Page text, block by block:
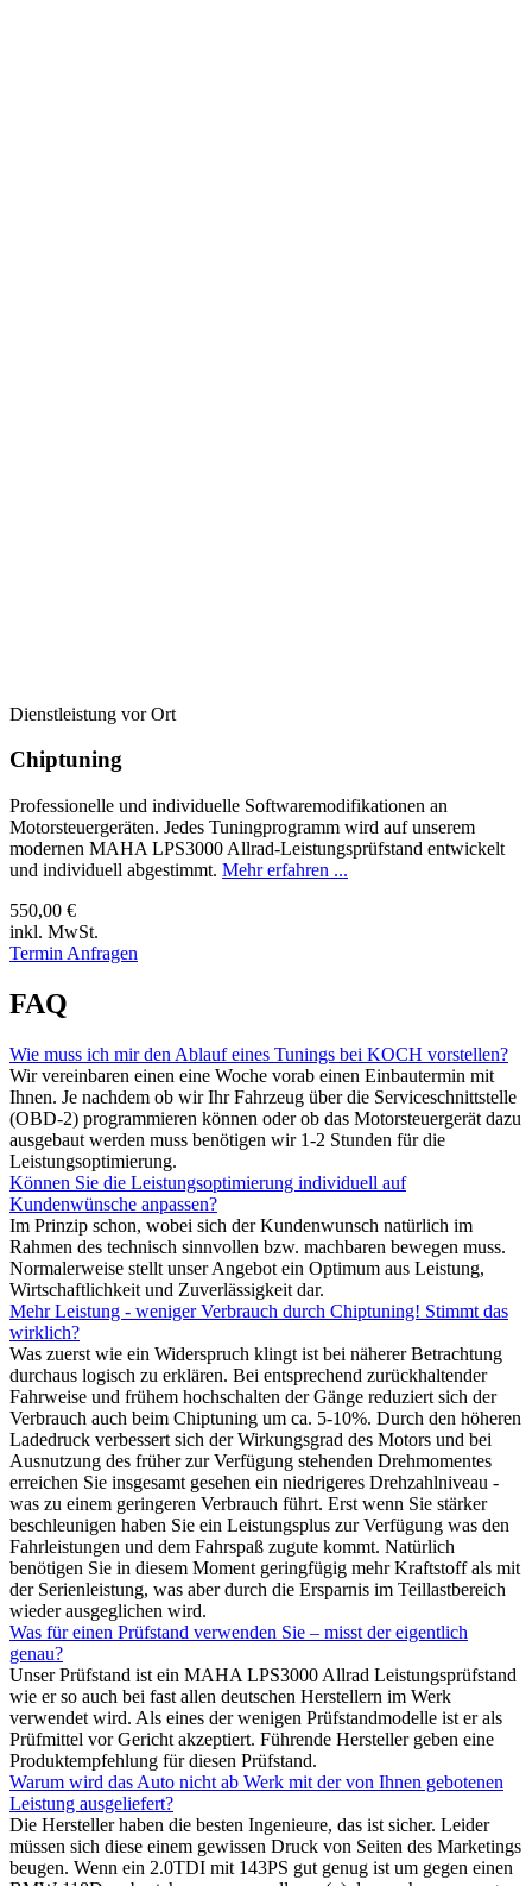
Dienstleistung vor Ort
Chiptuning
Professionelle und individuelle Softwaremodifikationen an
Motorsteuergeräten. Jedes Tuningprogramm wird auf unserem
modernen MAHA LPS3000 Allrad-Leistungsprüfstand entwickelt
und individuell abgestimmt. Mehr erfahren ...
550,00 €
inkl. MwSt.
Termin Anfragen
FAQ
Wie muss ich mir den Ablauf eines Tunings bei KOCH vorstellen?
Wir vereinbaren einen eine Woche vorab einen Einbautermin mit
Ihnen. Je nachdem ob wir Ihr Fahrzeug über die Serviceschnittstelle
(OBD-2) programmieren können oder ob das Motorsteuergerät dazu
ausgebaut werden muss benötigen wir 1-2 Stunden für die
Leistungsoptimierung.
Können Sie die Leistungsoptimierung individuell auf
Kundenwünsche anpassen?
Im Prinzip schon, wobei sich der Kundenwunsch natürlich im
Rahmen des technisch sinnvollen bzw. machbaren bewegen muss.
Normalerweise stellt unser Angebot ein Optimum aus Leistung,
Wirtschaftlichkeit und Zuverlässigkeit dar.
Mehr Leistung - weniger Verbrauch durch Chiptuning! Stimmt das
wirklich?
Was zuerst wie ein Widerspruch klingt ist bei näherer Betrachtung
durchaus logisch zu erklären. Bei entsprechend zurückhaltender
Fahrweise und frühem hochschalten der Gänge reduziert sich der
Verbrauch auch beim Chiptuning um ca. 5-10%. Durch den höheren
Ladedruck verbessert sich der Wirkungsgrad des Motors und bei
Ausnutzung des früher zur Verfügung stehenden Drehmomentes
erreichen Sie insgesamt gesehen ein niedrigeres Drehzahlniveau -
was zu einem geringeren Verbrauch führt. Erst wenn Sie stärker
beschleunigen haben Sie ein Leistungsplus zur Verfügung was den
Fahrleistungen und dem Fahrspaß zugute kommt. Natürlich
benötigen Sie in diesem Moment geringfügig mehr Kraftstoff als mit
der Serienleistung, was aber durch die Ersparnis im Teillastbereich
wieder ausgeglichen wird.
Was für einen Prüfstand verwenden Sie – misst der eigentlich
genau?
Unser Prüfstand ist ein MAHA LPS3000 Allrad Leistungsprüfstand
wie er so auch bei fast allen deutschen Herstellern im Werk
verwendet wird. Als eines der wenigen Prüfstandmodelle ist er als
Prüfmittel vor Gericht akzeptiert. Führende Hersteller geben eine
Produktempfehlung für diesen Prüfstand.
Warum wird das Auto nicht ab Werk mit der von Ihnen gebotenen
Leistung ausgeliefert?
Die Hersteller haben die besten Ingenieure, das ist sicher. Leider
müssen sich diese einem gewissen Druck von Seiten des Marketings
beugen. Wenn ein 2.0TDI mit 143PS gut genug ist um gegen einen